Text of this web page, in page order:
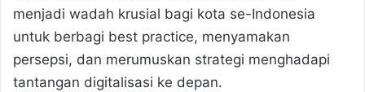
menjadi wadah krusial bagi kota se-Indonesia
untuk berbagi best practice, menyamakan
persepsi, dan merumuskan strategi menghadapi
tantangan digitalisasi ke depan.